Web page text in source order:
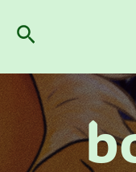
naarZoeken